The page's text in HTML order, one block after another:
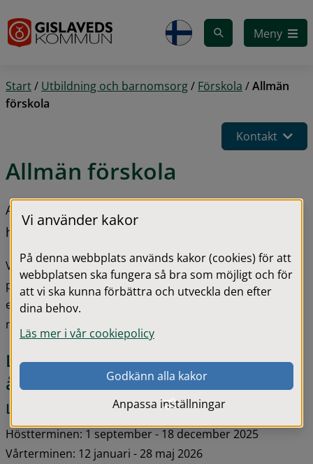
Meny
Start/ Utbildning och barnomsorg/ Förskola /Allmän
förskola
Kontakt
Allmän förskola
Allmän förskola erbjuds alla barn från och med
höstterminen det år barnet fyller tre år.
Verksamheten omfattar minst 525 timmar per år och
placering erbjuds 15 timmar per vecka. Allmän förskola
erbjuds under perioden 1 september till och med den 31
maj. Verksamheten är avgiftsfri.
Läsårstider för allmän förskola (3-5
år)
Läsåret 2025/2026
Höstterminen: 1 september - 18 december 2025
Vårterminen: 12 januari - 28 maj 2026
Vi använder kakor
På denna webbplats används kakor (cookies) för att
webbplatsen ska fungera så bra som möjligt och för
att vi ska kunna förbättra och utveckla den efter
dina behov.
Läs mer i vår cookiepolicy
Godkänn alla kakor
Anpassa inställningar